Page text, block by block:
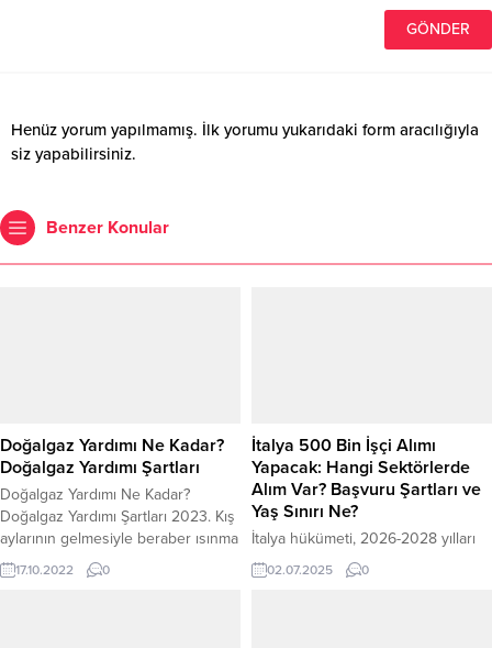
Henüz yorum yapılmamış. İlk yorumu yukarıdaki form aracılığıyla
siz yapabilirsiniz.
Benzer Konular
Doğalgaz Yardımı Ne Kadar?
Doğalgaz Yardımı Şartları
Doğalgaz Yardımı Ne Kadar?
Doğalgaz Yardımı Şartları 2023. Kış
aylarının gelmesiyle beraber ısınma
ihtiyaçlarını karşılamak için
doğalgaz kullanımı başladı.
17.10.2022 0
İtalya 500 Bin İşçi Alımı
Yapacak: Hangi Sektörlerde
Alım Var? Başvuru Şartları ve
Yaş Sınırı Ne?
İtalya hükümeti, 2026-2028 yılları
arasında toplam 497.550 kişiye
çalışma vizesi vereceğini açıkladı.
02.07.2025 0